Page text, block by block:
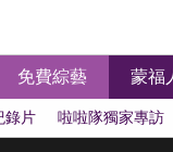
免費綜藝 蒙福
錄片 啦啦隊獨家專訪